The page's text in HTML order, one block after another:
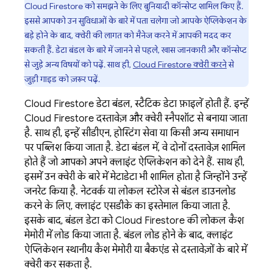
Cloud Firestoreको समझने के लिए बुनियादी कॉन्सेप्ट शामिल किए हैं.
इससे आपको उन सुविधाओं के बारे में पता चलेगा जो आपके ऐप्लिकेशन के
बड़े होने के बाद, क्वेरी की लागत को मैनेज करने में आपकी मदद कर
सकती हैं. डेटा बंडल के बारे में जानने से पहले, खास जानकारी और कॉन्सेप्ट
से जुड़े अन्य विषयों को पढ़ें. साथ ही, Cloud Firestoreक्वेरी करनेसे
जुड़ी गाइड को ज़रूर पढ़ें.
Cloud Firestoreडेटा बंडल, स्टैटिक डेटा फ़ाइलें होती हैं. इन्हें
Cloud Firestoreदस्तावेज़ और क्वेरी स्नैपशॉट से बनाया जाता
है. साथ ही, इन्हें सीडीएन, होस्टिंग सेवा या किसी अन्य समाधान
पर पब्लिश किया जाता है. डेटा बंडल में, वे दोनों दस्तावेज़ शामिल
होते हैं जो आपको अपने क्लाइंट ऐप्लिकेशन को देने हैं. साथ ही,
इसमें उन क्वेरी के बारे में मेटाडेटा भी शामिल होता है जिन्होंने उन्हें
जनरेट किया है. नेटवर्क या लोकल स्टोरेज से बंडल डाउनलोड
करने के लिए, क्लाइंट एसडीके का इस्तेमाल किया जाता है.
इसके बाद, बंडल डेटा कोCloud Firestoreकी लोकल कैश
मेमोरी में लोड किया जाता है. बंडल लोड होने के बाद, क्लाइंट
ऐप्लिकेशन स्थानीय कैश मेमोरी या बैकएंड से दस्तावेज़ों के बारे में
क्वेरी कर सकता है.